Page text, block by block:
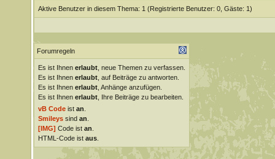
Aktive Benutzer in diesem Thema: 1 (Registrierte Benutzer: 0, Gäste: 1)
Forumregeln
Es ist Ihnen erlaubt, neue Themen zu verfassen.
Es ist Ihnen erlaubt, auf Beiträge zu antworten.
Es ist Ihnen erlaubt, Anhänge anzufügen.
Es ist Ihnen erlaubt, Ihre Beiträge zu bearbeiten.
vB Codeist an
Smileyssind an
[IMG] Code ist an
HTML-Code ist aus.